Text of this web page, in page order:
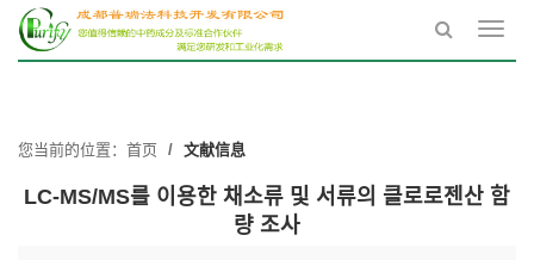
您当前的位置： 首页 文献信息
LC-MS/MS를 이용한 채소류 및 서류의 클로로젠산 함
량 조사